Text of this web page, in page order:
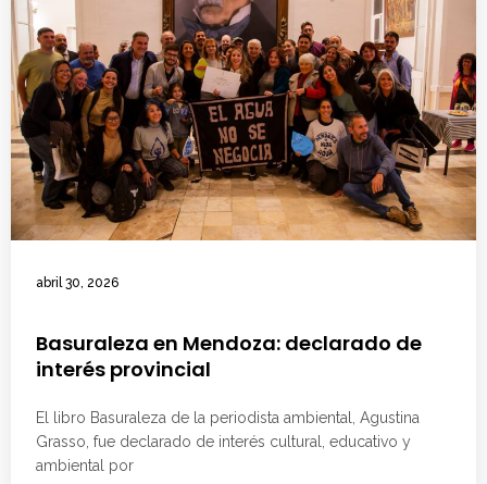
abril 30, 2026
Basuraleza en Mendoza: declarado de
interés provincial
El libro Basuraleza de la periodista ambiental, Agustina
Grasso, fue declarado de interés cultural, educativo y
ambiental por